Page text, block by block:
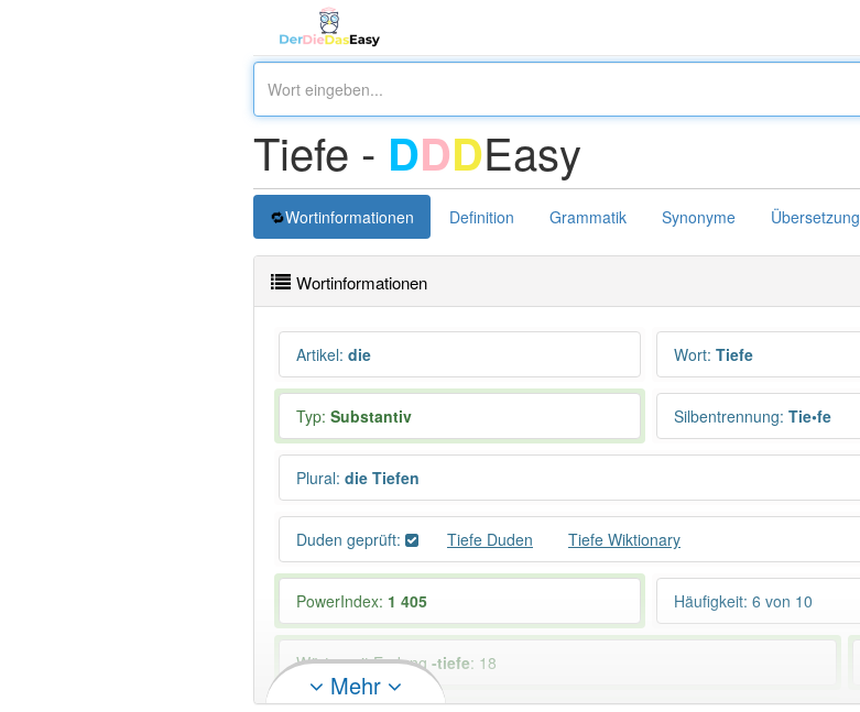
Tiefe - DDDEasy
Wortinformationen Definition Grammatik Synonyme Übersetzung
Wortinformationen
Artikel: die Wort: Tiefe
Typ: Substantiv Silbentrennung: Tie•fe
Plural: die Tiefen
Duden geprüft: Tiefe Duden Tiefe Wiktionary
PowerIndex: 1 405 Häufigkeit: 6 von 10
Wörter mit Endung -tiefe: 18
Mehr